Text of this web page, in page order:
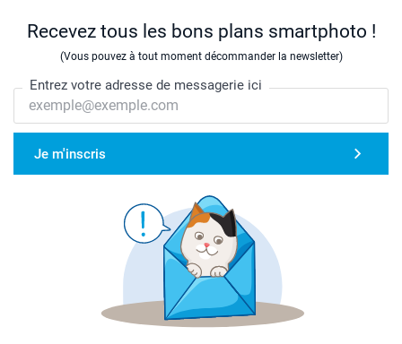
Recevez tous les bons plans smartphoto !
(Vous pouvez à tout moment décommander la newsletter)
Entrez votre adresse de messagerie ici
Je m'inscris